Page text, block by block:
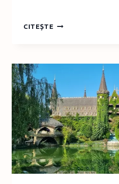
CITEȘTETURIST
CASCADA
HOTNITSA/VELIKO
TÂRNOVO